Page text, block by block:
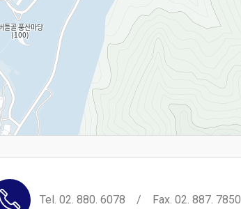
Tel. 02. 880. 6078 / Fax. 02. 887. 7850